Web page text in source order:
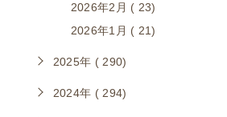
2026年2月 ( 23)
2026年1月 ( 21)
2025年 ( 290)
2024年 ( 294)